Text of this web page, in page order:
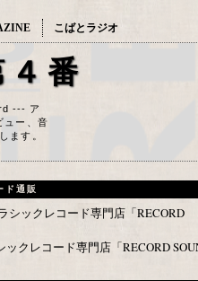
こばとラジオ
番
--- ア
ュー、音
ます。
ド通販
クレコード専門店「RECORD